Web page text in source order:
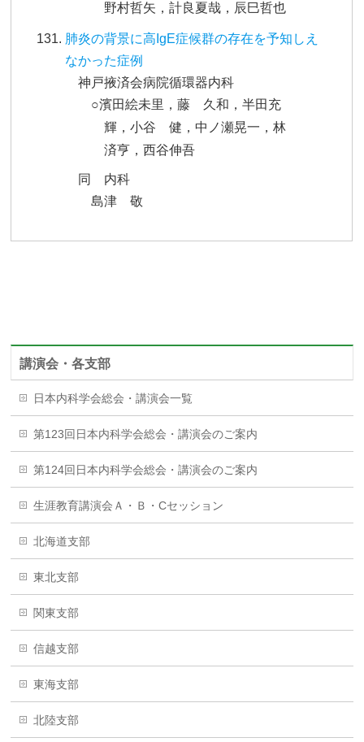
野村哲矢，計良夏哉，辰巳哲也
肺炎の背景に高IgE症候群の存在を予知しえ
なかった症例
神戸掖済会病院循環器内科
○濱田絵未里，藤 久和，半田充
輝，小谷 健，中ノ瀬晃一，林
済亨，西谷伸吾
同 内科
島津 敬
講演会・各支部
日本内科学会総会・講演会一覧
第123回日本内科学会総会・講演会のご案内
第124回日本内科学会総会・講演会のご案内
生涯教育講演会Ａ・Ｂ・Cセッション
北海道支部
東北支部
関東支部
信越支部
東海支部
北陸支部